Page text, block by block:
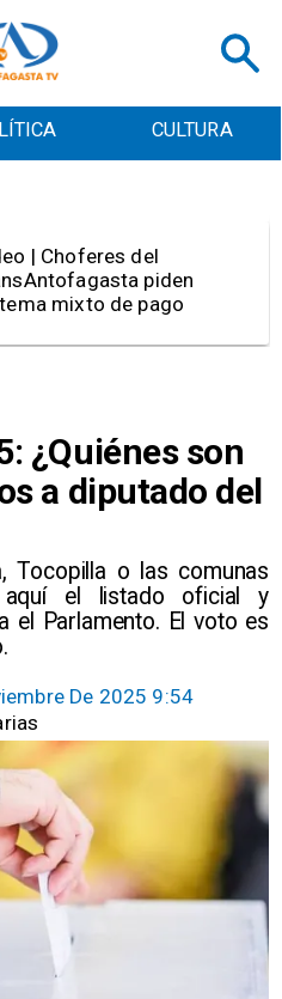
CULTURA
¿Quiénes son
a diputado del
Tocopilla o las comunas
el listado oficial y
el Parlamento. El voto es
De 2025 9:54
oficia a Bipay tras
por cobros irregulares
transporte público de